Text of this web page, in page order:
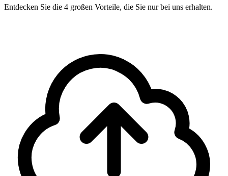
Entdecken Sie die 4 großen Vorteile, die Sie nur bei uns erhalten.